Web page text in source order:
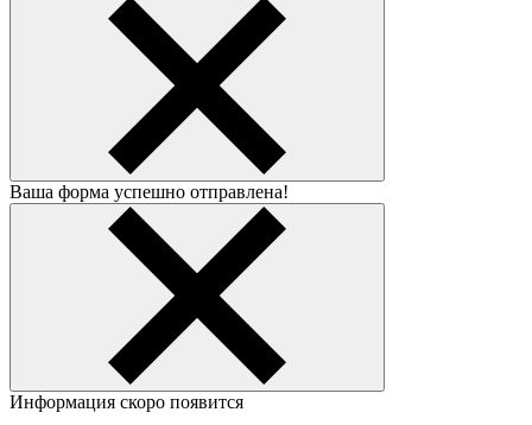
Ваша форма успешно отправлена!
Информация скоро появится